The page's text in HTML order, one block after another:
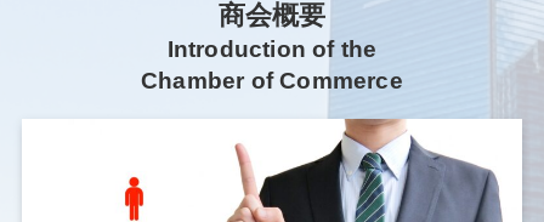
商会概要
Introduction of the
Chamber of Commerce